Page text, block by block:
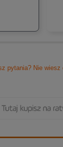
pytania? Nie